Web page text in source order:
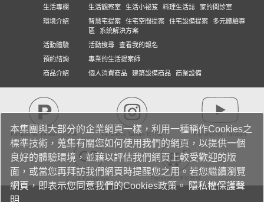
生活專欄
生活觀察室 生活小祕笈 料理生活誌
家的問診室
環境介紹
智慧宅提案 住宅空間提案 住宅設備提案
多元體驗專
區
系統解決方案
活動體驗
活動搜尋
查看我的報名
預約諮詢
專業的生活提案師
商品介紹
個人消費商品 建築設備商品 商業設備
本集團與大部分的企業網頁一樣，利用一種稱作Cookies之
標準技術，蒐集有關您如何使用我們的網頁，以提供一個
良好的體驗環境，並藉以評估我們網頁上較受歡迎的版
面，或當您再拜訪我們網頁時提醒您之用。若您繼續瀏覽
網頁，即表示您同意我們的Cookies政策。隱私權保護聲
明